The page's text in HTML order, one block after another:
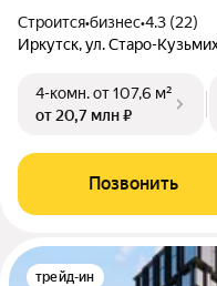
Строится•бизнес•4.3 (22)
Иркутск, ул. Старо-
4-комн.от 107,6 м²
от 20,7 млн ₽
Позвонить
трейд-ин